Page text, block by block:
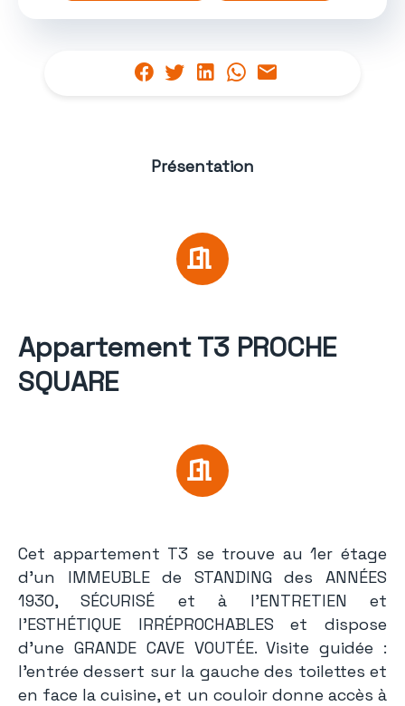
Présentation
Appartement T3 PROCHE
SQUARE
Cet appartement T3 se trouve au 1er étage
d’un IMMEUBLE de STANDING des ANNÉES
1930, SÉCURISÉ et à l’ENTRETIEN et
l’ESTHÉTIQUE IRRÉPROCHABLES et dispose
d’une GRANDE CAVE VOUTÉE. Visite guidée :
l’entrée dessert sur la gauche des toilettes et
en face la cuisine, et un couloir donne accès à